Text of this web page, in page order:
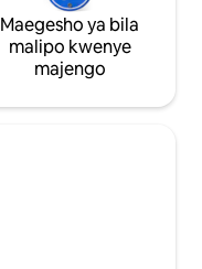
Maegesho ya bila
malipo kwenye
majengo